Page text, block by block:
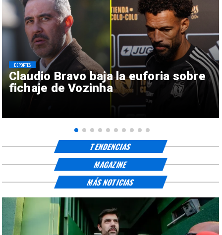
Claudio Bravo baja la euforia sobre
fichaje de Vozinha
DEPORTES
TENDENCIAS
MAGAZINE
MÁS NOTICIAS